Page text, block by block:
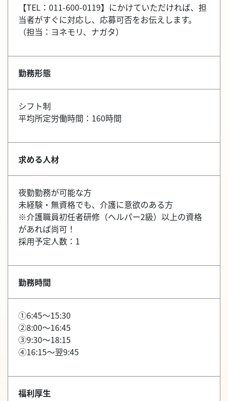
【TEL：011-600-0119】にかけていただければ、担
当者がすぐに対応し、応募可否をお伝えします。
（担当：ヨネモリ、ナガタ）
勤務形態
シフト制
平均所定労働時間：160時間
求める人材
夜勤勤務が可能な方
未経験・無資格でも、介護に意欲のある方
※介護職員初任者研修（ヘルパー2級）以上の資格
があれば尚可！
採用予定人数：1
勤務時間
①6:45～15:30
②8:00～16:45
③9:30～18:15
④16:15～翌9:45
福利厚生